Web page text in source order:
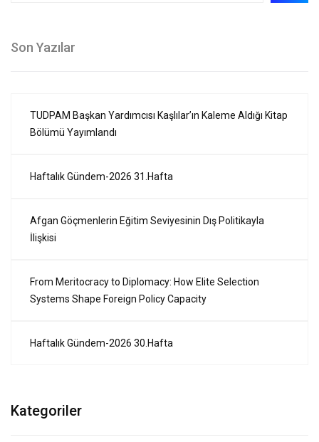
Son Yazılar
TUDPAM Başkan Yardımcısı Kaşlılar’ın Kaleme Aldığı Kitap
Bölümü Yayımlandı
Haftalık Gündem-2026 31.Hafta
Afgan Göçmenlerin Eğitim Seviyesinin Dış Politikayla
İlişkisi
From Meritocracy to Diplomacy: How Elite Selection
Systems Shape Foreign Policy Capacity
Haftalık Gündem-2026 30.Hafta
Kategoriler